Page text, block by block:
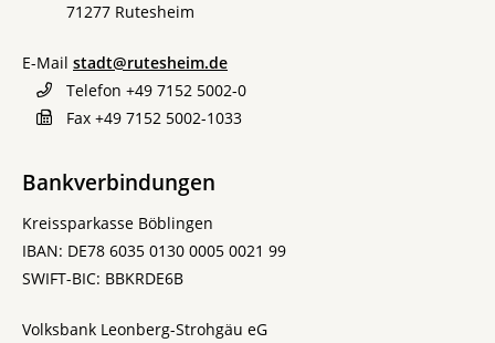
71277 Rutesheim
E-Mail stadt@rutesheim.de
Telefon +49 7152 5002-0
Fax +49 7152 5002-1033
Bankverbindungen
Kreissparkasse Böblingen
IBAN: DE78 6035 0130 0005 0021 99
SWIFT-BIC: BBKRDE6B
Volksbank Leonberg-Strohgäu eG